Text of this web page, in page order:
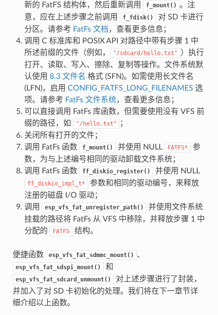
新的 FatFS 结构体，然后重新调用
f_mount() 。注
意，应在上述步骤之前调用
f_fdisk()
对 SD 卡进行
分区。请参考 FatFs 文档，查看更多信息；
调用 C 标准库和 POSIX API 对路径中带有步骤 1 中
所述前缀的文件（例如，
"/sdcard/hello.txt"
）执行
打开、读取、写入、擦除、复制等操作。文件系统默
认使用 8.3 文件名 格式 (SFN)。如需使用长文件名
(LFN)，启用 CONFIG_FATFS_LONG_FILENAMES 选
项。请参考 FatFs 文件系统，查看更多信息；
可以直接调用 FatFs 库函数，但需要使用没有 VFS 前
缀的路径，如
"/hello.txt"
；
关闭所有打开的文件；
调用 FatFs 函数
f_mount() 并使用 NULL FATFS*
参
数，为与上述编号相同的驱动卸载文件系统；
调用 FatFs 函数
ff_diskio_register() 并使用 NULL
ff_diskio_impl_t*
参数和相同的驱动编号，来释放
注册的磁盘 I/O 驱动；
调用
esp_vfs_fat_unregister_path()
并使用文件系统
挂载的路径将 FatFs 从 VFS 中移除，并释放步骤 1 中
分配的
FATFS 结构。
便捷函数 esp_vfs_fat_sdmmc_mount() 、
esp_vfs_fat_sdspi_mount() 和
esp_vfs_fat_sdcard_unmount()
对上述步骤进行了封装，
并加入了对 SD 卡初始化的处理。我们将在下一章节详
细介绍以上函数。